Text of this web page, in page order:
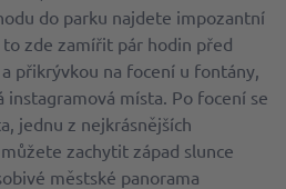
do parku najdete impozantní
zde zamířit pár hodin před
přikrývkou na focení u fontány,
místa. Po focení se
jednu z nejkrásnějších
zachytit západ slunce
městské panorama